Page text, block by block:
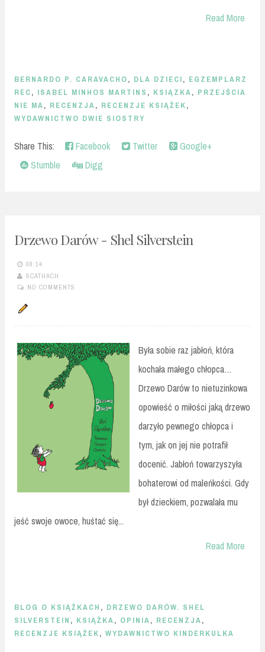
Read More
BERNARDO P. CARAVACHO, DLA DZIECI, EGZEMPLARZ
REC, ISABEL MINHOS MARTINS , KSIĄZKA, PRZEJŚCIA
NIE MA, RECENZJA, RECENZJE KSIĄŻEK,
WYDAWNICTWO DWIE SIOSTRY
Share This: Facebook Twitter
Google+
Stumble
Digg
Drzewo Darów - Shel Silverstein
08:14
SCATHACH
NO COMMENTS
Była sobie raz jabłoń, która
kochała małego chłopca…
Drzewo Darów to nietuzinkowa
opowieść o miłości jaką drzewo
darzyło pewnego chłopca i
tym, jak on jej nie potrafił
docenić. Jabłoń towarzyszyła
bohaterowi od maleńkości. Gdy
był dzieckiem, pozwalała mu
jeść swoje owoce, huśtać się...
Read More
BLOG O KSIĄŻKACH , DRZEWO DARÓW. SHEL
SILVERSTEIN , KSIĄŻKA, OPINIA, RECENZJA,
RECENZJE KSIĄŻEK, WYDAWNICTWO KINDERKULKA